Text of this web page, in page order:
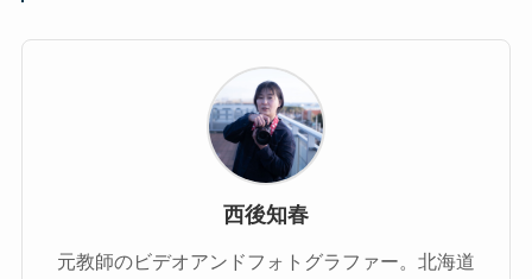
西後知春
元教師のビデオアンドフォトグラファー。北海道